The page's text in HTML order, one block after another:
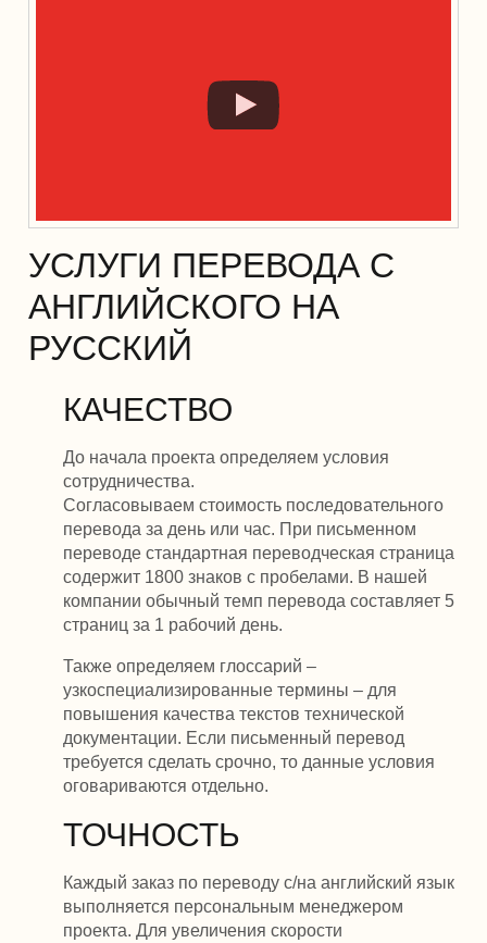
УСЛУГИ ПЕРЕВОДА С
АНГЛИЙСКОГО НА
РУССКИЙ
КАЧЕСТВО
До начала проекта определяем условия
сотрудничества.
Согласовываем стоимость последовательного
перевода за день или час. При письменном
переводе стандартная переводческая страница
содержит 1800 знаков с пробелами. В нашей
компании обычный темп перевода составляет 5
страниц за 1 рабочий день.
Также определяем глоссарий –
узкоспециализированные термины – для
повышения качества текстов технической
документации. Если письменный перевод
требуется сделать срочно, то данные условия
оговариваются отдельно.
ТОЧНОСТЬ
Каждый заказ по переводу с/на английский язык
выполняется персональным менеджером
проекта. Для увеличения скорости